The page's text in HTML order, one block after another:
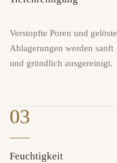
Verstopfte Poren und gelöste
Ablagerungen werden sanft
und gründlich ausgereinigt.
03
Feuchtigkeit